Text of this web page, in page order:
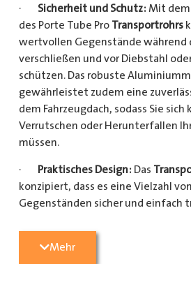
· Sicherheit und Schutz: Mit dem
des Porte Tube Pro Transportrohrs
wertvollen Gegenstände während
verschließen und vor Diebstahl
schützen. Das robuste
gewährleistet zudem eine
dem Fahrzeugdach, sodass Sie
Verrutschen oder Herunterfallen
müssen.
· Praktisches Design: Das
konzipiert, dass es eine Vielzahl
Gegenständen sicher und einfach
Kunststoffrohre für den
für den Bau benötigen, dieses
Mehr